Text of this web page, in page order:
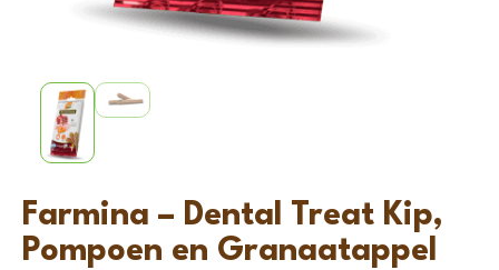
Farmina – Dental Treat Kip,
Pompoen en Granaatappel